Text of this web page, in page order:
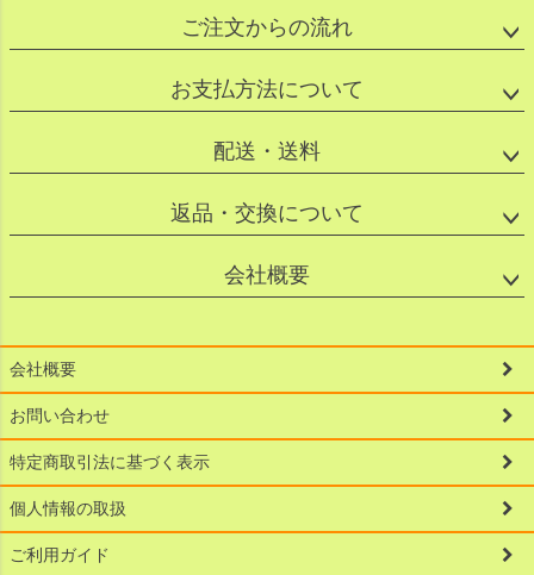
ご注文からの流れ
お支払方法について
配送・送料
返品・交換について
会社概要
会社概要
お問い合わせ
特定商取引法に基づく表示
個人情報の取扱
ご利用ガイド